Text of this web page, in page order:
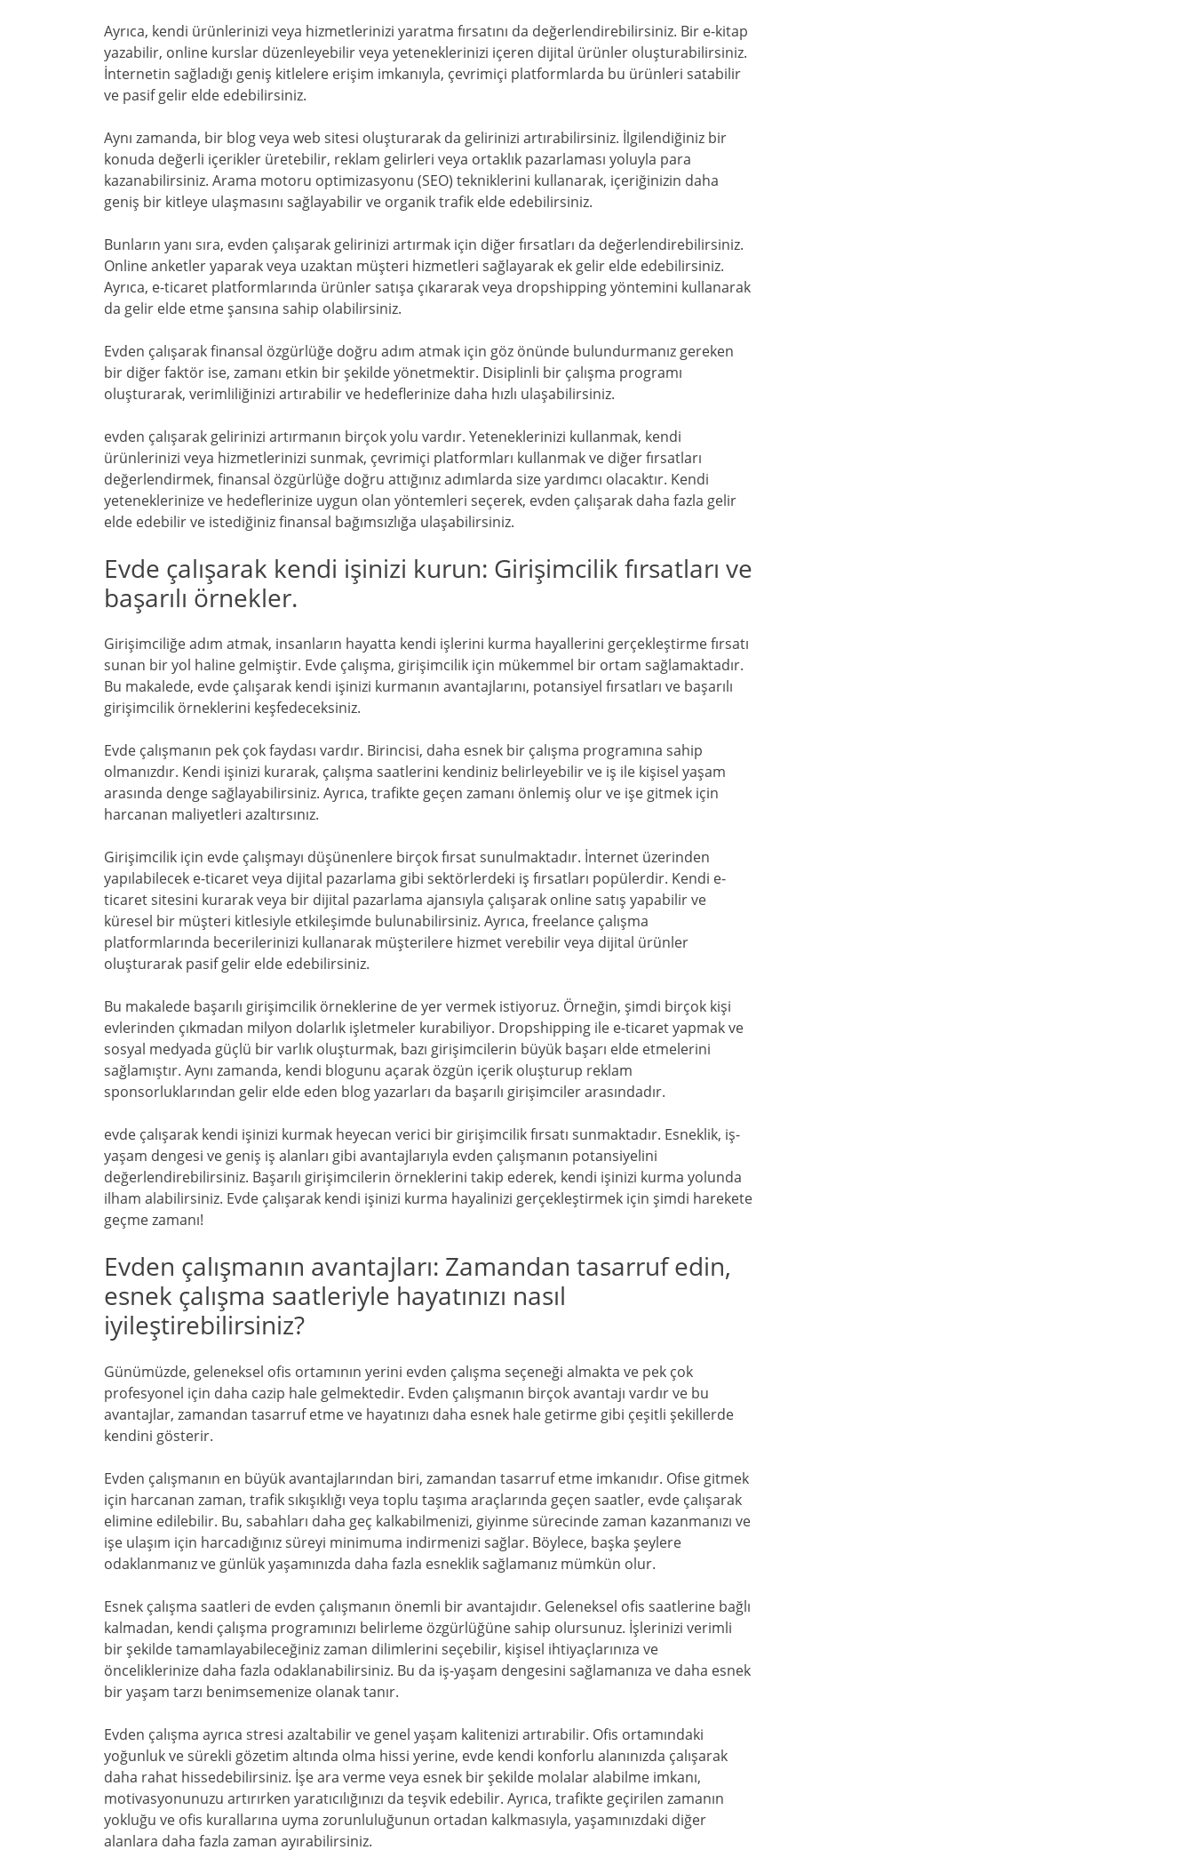
Ayrıca, kendi ürünlerinizi veya hizmetlerinizi yaratma fırsatını da değerlendirebilirsiniz. Bir e-kitap
yazabilir, online kurslar düzenleyebilir veya yeteneklerinizi içeren dijital ürünler oluşturabilirsiniz.
İnternetin sağladığı geniş kitlelere erişim imkanıyla, çevrimiçi platformlarda bu ürünleri satabilir
ve pasif gelir elde edebilirsiniz.
Aynı zamanda, bir blog veya web sitesi oluşturarak da gelirinizi artırabilirsiniz. İlgilendiğiniz bir
konuda değerli içerikler üretebilir, reklam gelirleri veya ortaklık pazarlaması yoluyla para
kazanabilirsiniz. Arama motoru optimizasyonu (SEO) tekniklerini kullanarak, içeriğinizin daha
geniş bir kitleye ulaşmasını sağlayabilir ve organik trafik elde edebilirsiniz.
Bunların yanı sıra, evden çalışarak gelirinizi artırmak için diğer fırsatları da değerlendirebilirsiniz.
Online anketler yaparak veya uzaktan müşteri hizmetleri sağlayarak ek gelir elde edebilirsiniz.
Ayrıca, e-ticaret platformlarında ürünler satışa çıkararak veya dropshipping yöntemini kullanarak
da gelir elde etme şansına sahip olabilirsiniz.
Evden çalışarak finansal özgürlüğe doğru adım atmak için göz önünde bulundurmanız gereken
bir diğer faktör ise, zamanı etkin bir şekilde yönetmektir. Disiplinli bir çalışma programı
oluşturarak, verimliliğinizi artırabilir ve hedeflerinize daha hızlı ulaşabilirsiniz.
evden çalışarak gelirinizi artırmanın birçok yolu vardır. Yeteneklerinizi kullanmak, kendi
ürünlerinizi veya hizmetlerinizi sunmak, çevrimiçi platformları kullanmak ve diğer fırsatları
değerlendirmek, finansal özgürlüğe doğru attığınız adımlarda size yardımcı olacaktır. Kendi
yeteneklerinize ve hedeflerinize uygun olan yöntemleri seçerek, evden çalışarak daha fazla gelir
elde edebilir ve istediğiniz finansal bağımsızlığa ulaşabilirsiniz.
Evde çalışarak kendi işinizi kurun: Girişimcilik fırsatları ve
başarılı örnekler.
Girişimciliğe adım atmak, insanların hayatta kendi işlerini kurma hayallerini gerçekleştirme fırsatı
sunan bir yol haline gelmiştir. Evde çalışma, girişimcilik için mükemmel bir ortam sağlamaktadır.
Bu makalede, evde çalışarak kendi işinizi kurmanın avantajlarını, potansiyel fırsatları ve başarılı
girişimcilik örneklerini keşfedeceksiniz.
Evde çalışmanın pek çok faydası vardır. Birincisi, daha esnek bir çalışma programına sahip
olmanızdır. Kendi işinizi kurarak, çalışma saatlerini kendiniz belirleyebilir ve iş ile kişisel yaşam
arasında denge sağlayabilirsiniz. Ayrıca, trafikte geçen zamanı önlemiş olur ve işe gitmek için
harcanan maliyetleri azaltırsınız.
Girişimcilik için evde çalışmayı düşünenlere birçok fırsat sunulmaktadır. İnternet üzerinden
yapılabilecek e-ticaret veya dijital pazarlama gibi sektörlerdeki iş fırsatları popülerdir. Kendi e-
ticaret sitesini kurarak veya bir dijital pazarlama ajansıyla çalışarak online satış yapabilir ve
küresel bir müşteri kitlesiyle etkileşimde bulunabilirsiniz. Ayrıca, freelance çalışma
platformlarında becerilerinizi kullanarak müşterilere hizmet verebilir veya dijital ürünler
oluşturarak pasif gelir elde edebilirsiniz.
Bu makalede başarılı girişimcilik örneklerine de yer vermek istiyoruz. Örneğin, şimdi birçok kişi
evlerinden çıkmadan milyon dolarlık işletmeler kurabiliyor. Dropshipping ile e-ticaret yapmak ve
sosyal medyada güçlü bir varlık oluşturmak, bazı girişimcilerin büyük başarı elde etmelerini
sağlamıştır. Aynı zamanda, kendi blogunu açarak özgün içerik oluşturup reklam
sponsorluklarından gelir elde eden blog yazarları da başarılı girişimciler arasındadır.
evde çalışarak kendi işinizi kurmak heyecan verici bir girişimcilik fırsatı sunmaktadır. Esneklik, iş-
yaşam dengesi ve geniş iş alanları gibi avantajlarıyla evden çalışmanın potansiyelini
değerlendirebilirsiniz. Başarılı girişimcilerin örneklerini takip ederek, kendi işinizi kurma yolunda
ilham alabilirsiniz. Evde çalışarak kendi işinizi kurma hayalinizi gerçekleştirmek için şimdi harekete
geçme zamanı!
Evden çalışmanın avantajları: Zamandan tasarruf edin,
esnek çalışma saatleriyle hayatınızı nasıl
iyileştirebilirsiniz?
Günümüzde, geleneksel ofis ortamının yerini evden çalışma seçeneği almakta ve pek çok
profesyonel için daha cazip hale gelmektedir. Evden çalışmanın birçok avantajı vardır ve bu
avantajlar, zamandan tasarruf etme ve hayatınızı daha esnek hale getirme gibi çeşitli şekillerde
kendini gösterir.
Evden çalışmanın en büyük avantajlarından biri, zamandan tasarruf etme imkanıdır. Ofise gitmek
için harcanan zaman, trafik sıkışıklığı veya toplu taşıma araçlarında geçen saatler, evde çalışarak
elimine edilebilir. Bu, sabahları daha geç kalkabilmenizi, giyinme sürecinde zaman kazanmanızı ve
işe ulaşım için harcadığınız süreyi minimuma indirmenizi sağlar. Böylece, başka şeylere
odaklanmanız ve günlük yaşamınızda daha fazla esneklik sağlamanız mümkün olur.
Esnek çalışma saatleri de evden çalışmanın önemli bir avantajıdır. Geleneksel ofis saatlerine bağlı
kalmadan, kendi çalışma programınızı belirleme özgürlüğüne sahip olursunuz. İşlerinizi verimli
bir şekilde tamamlayabileceğiniz zaman dilimlerini seçebilir, kişisel ihtiyaçlarınıza ve
önceliklerinize daha fazla odaklanabilirsiniz. Bu da iş-yaşam dengesini sağlamanıza ve daha esnek
bir yaşam tarzı benimsemenize olanak tanır.
Evden çalışma ayrıca stresi azaltabilir ve genel yaşam kalitenizi artırabilir. Ofis ortamındaki
yoğunluk ve sürekli gözetim altında olma hissi yerine, evde kendi konforlu alanınızda çalışarak
daha rahat hissedebilirsiniz. İşe ara verme veya esnek bir şekilde molalar alabilme imkanı,
motivasyonunuzu artırırken yaratıcılığınızı da teşvik edebilir. Ayrıca, trafikte geçirilen zamanın
yokluğu ve ofis kurallarına uyma zorunluluğunun ortadan kalkmasıyla, yaşamınızdaki diğer
alanlara daha fazla zaman ayırabilirsiniz.